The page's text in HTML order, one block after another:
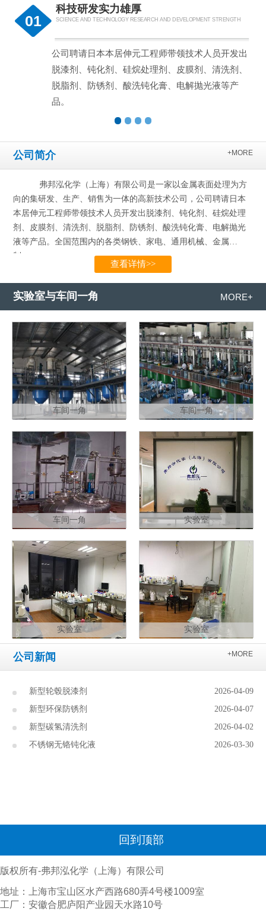
01
科技研发实力雄厚
SCIENCE AND TECHNOLOGY RESEARCH AND DEVELOPMENT STRENGTH
公司聘请日本本居伸元工程师带领技术人员开发出
脱漆剂、钝化剂、硅烷处理剂、皮膜剂、清洗剂、
脱脂剂、防锈剂、酸洗钝化膏、电解抛光液等产
品。
公司简介 +MORE
弗邦泓化学（上海）有限公司是一家以金属表面处理为方
向的集研发、生产、销售为一体的高新技术公司，公司聘请日本
本居伸元工程师带领技术人员开发出脱漆剂、钝化剂、硅烷处理
剂、皮膜剂、清洗剂、脱脂剂、防锈剂、酸洗钝化膏、电解抛光
液等产品。全国范围内的各类钢铁、家电、通用机械、金属
制…...
查看详情>>
实验室与车间一角 MORE+
车间一角 车间一角
车间一角 实验室
实验室 实验室
+MORE
公司新闻
2026-04-09
新型轮毂脱漆剂
2026-04-07
新型环保防锈剂
2026-04-02
新型碳氢清洗剂
2026-03-30
不锈钢无铬钝化液
回到顶部
版权所有-弗邦泓化学（上海）有限公司
地址：上海市宝山区水产西路680弄4号楼1009室
工厂：安徽合肥庐阳产业园天水路10号